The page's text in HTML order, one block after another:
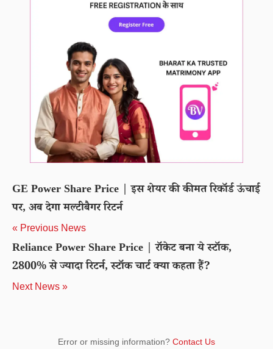
GE Power Share Price | इस शेयर की कीमत रिकॉर्ड ऊंचाई
पर, अब देगा मल्टीबैगर रिटर्न
« Previous News
Reliance Power Share Price | रॉकेट बना ये स्टॉक,
2800% से ज्यादा रिटर्न, स्टॉक चार्ट क्या कहता हैं?
Next News »
Error or missing information? Contact Us